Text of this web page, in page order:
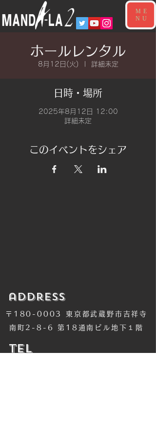
ME
NU
ホールレンタル
8月12日(火) 詳細未定
日時・場所
2025年8月12日 12:00
詳細未定
このイベントをシェア
​address
〒180-0003 東京都武蔵野市吉祥寺
南町2-8-6 第18通南ビル地下１階
​TEL